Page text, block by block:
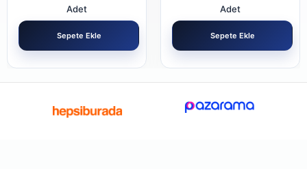
Adet
Sepete Ekle
Adet
Sepete Ekle